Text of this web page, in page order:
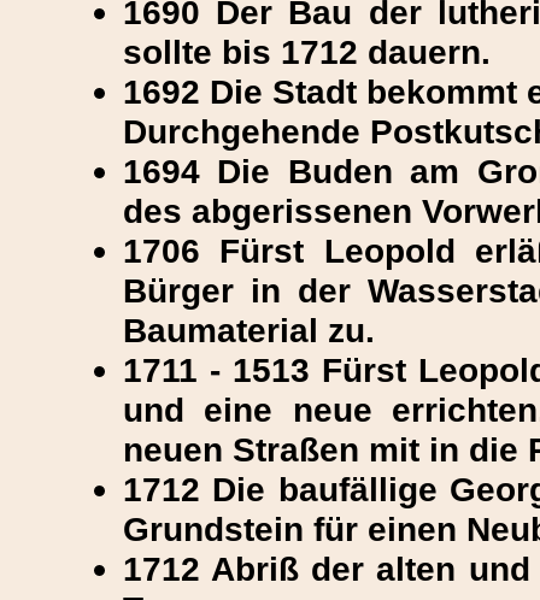
1690 Der Bau der
sollte bis 1712 dauern.
1692 Die Stadt
Durchgehende
1694 Die Buden am
des abgerissenen
1706 Fürst Leopold
Bürger in der
Baumaterial zu.
1711 - 1513 Fürst
und eine neue
neuen Straßen mit in die
1712 Die baufällige
Grundstein für einen
1712 Abriß der alten